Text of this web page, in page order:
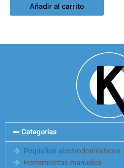
Añadir al carrito
Categorías
Pequeños electrodomésticos
Herramientas manuales